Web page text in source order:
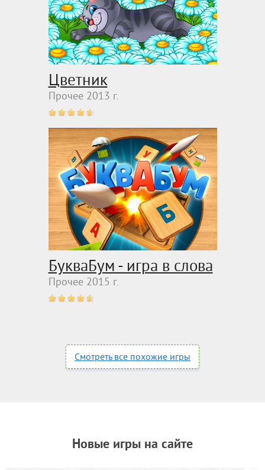
Цветник
Прочее 2013 г.
БукваБум - игра в слова
Прочее 2015 г.
Смотреть все похожие игры
Новые игры на сайте